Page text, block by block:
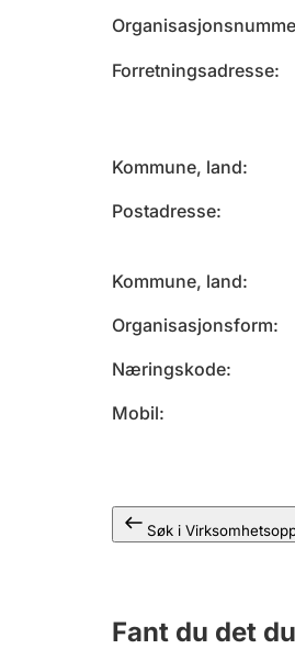
Forretningsadresse
Kommune, land
Postadresse
Kommune, land
Organisasjonsform
Næringskode
Mobil
Søk i
Fant du det